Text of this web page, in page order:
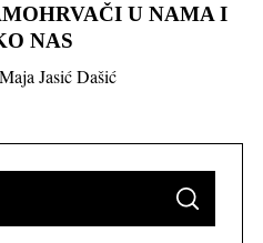
U NAMA I
NAS
Maja Jasić Dašić
S
A